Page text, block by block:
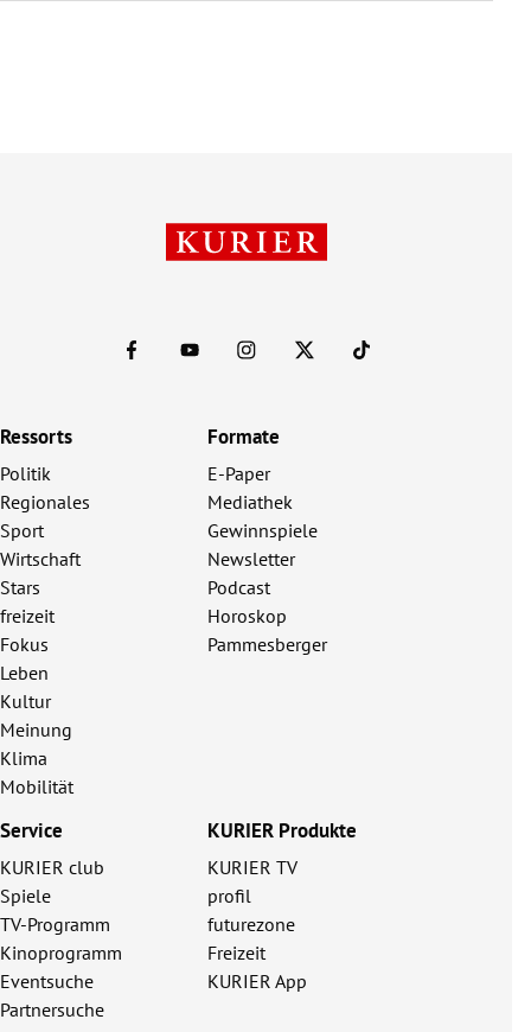
Ressorts
Politik
Regionales
Sport
Wirtschaft
Stars
freizeit
Fokus
Leben
Kultur
Meinung
Klima
Mobilität
Formate
E-Paper
Mediathek
Gewinnspiele
Newsletter
Podcast
Horoskop
Pammesberger
Service
KURIER club
Spiele
TV-Programm
Kinoprogramm
Eventsuche
Partnersuche
KURIER Produkte
KURIER TV
profil
futurezone
Freizeit
KURIER App